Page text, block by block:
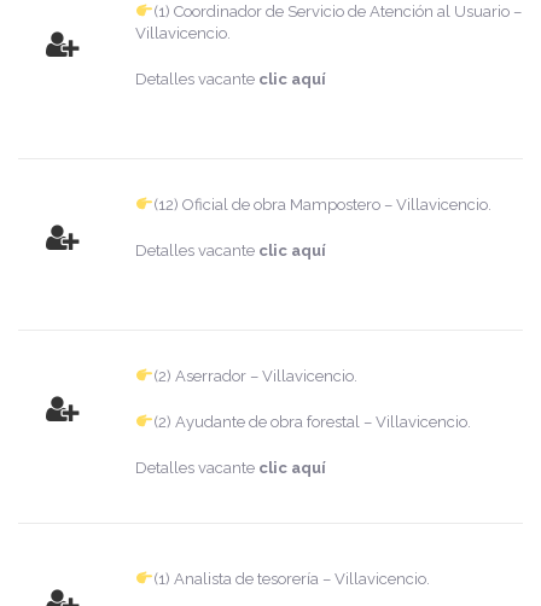
(1) Coordinador de Servicio de Atención al Usuario –
Villavicencio.
Detalles vacante clic aquí
(12) Oficial de obra Mampostero – Villavicencio.
Detalles vacante clic aquí
(2) Aserrador – Villavicencio.
(2) Ayudante de obra forestal – Villavicencio.
Detalles vacante clic aquí
(1) Analista de tesorería – Villavicencio.